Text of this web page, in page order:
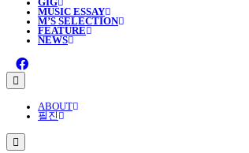
GIG
MUSIC ESSAY
M’S SELECTION
FEATURE
NEWS
ABOUT
필진